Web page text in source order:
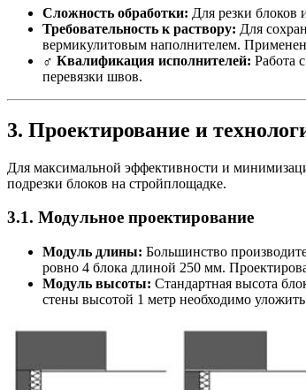
Сложность обработки: Для резки блоков
Требовательность к раствору: Для
вермикулитовым наполнителем.
‍♂️ Квалификация исполнителей: Работа
перевязки швов.
3. Проектирование и
Для максимальной эффективности и
подрезки блоков на стройплощадке.
3.1. Модульное проектирование
Модуль длины: Большинство
ровно 4 блока длиной 250 мм.
Модуль высоты: Стандартная высота
стены высотой 1 метр необходимо